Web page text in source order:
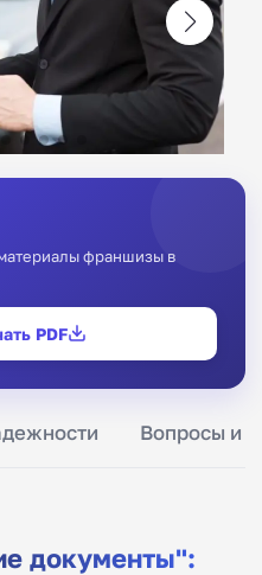
Вопросы и
документы":
франшизы в
PDF